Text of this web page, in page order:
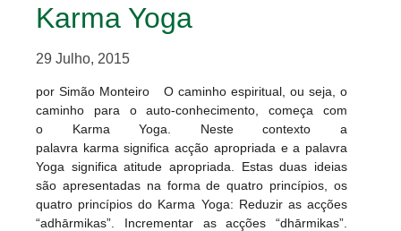
Karma Yoga
29 Julho, 2015
por Simão Monteiro O caminho espiritual, ou seja, o
caminho para o auto-conhecimento, começa com
o Karma Yoga. Neste contexto a
palavra karma significa acção apropriada e a palavra
Yoga significa atitude apropriada. Estas duas ideias
são apresentadas na forma de quatro princípios, os
quatro princípios do Karma Yoga: Reduzir as acções
“adhārmikas”. Incrementar as acções “dhārmikas”.